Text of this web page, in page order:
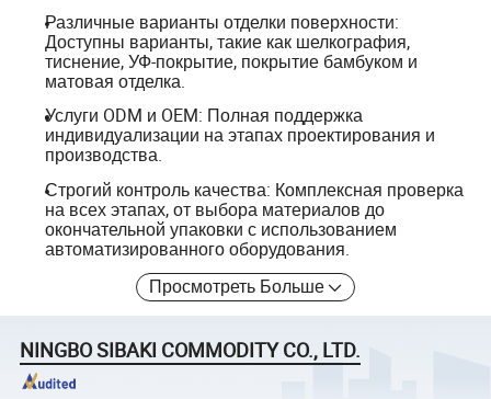
Различные варианты отделки поверхности:
Доступны варианты, такие как шелкография,
тиснение, УФ-покрытие, покрытие бамбуком и
матовая отделка.
Услуги ODM и OEM: Полная поддержка
индивидуализации на этапах проектирования и
производства.
Строгий контроль качества: Комплексная проверка
на всех этапах, от выбора материалов до
окончательной упаковки с использованием
автоматизированного оборудования.
Просмотреть Больше
NINGBO SIBAKI COMMODITY CO., LTD.